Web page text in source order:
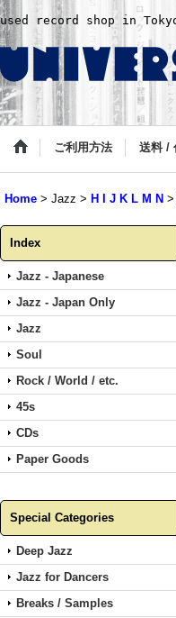
used record shop in
ご利用方法 送料 /
Home > Jazz > H I J K L M N >
Index
Jazz - Japanese
Jazz - Japan Only
Jazz
Soul
Rock / World / etc.
45s
CDs
Paper Goods
Special Categories
Deep Jazz
Jazz for Dancers
Breaks / Samples